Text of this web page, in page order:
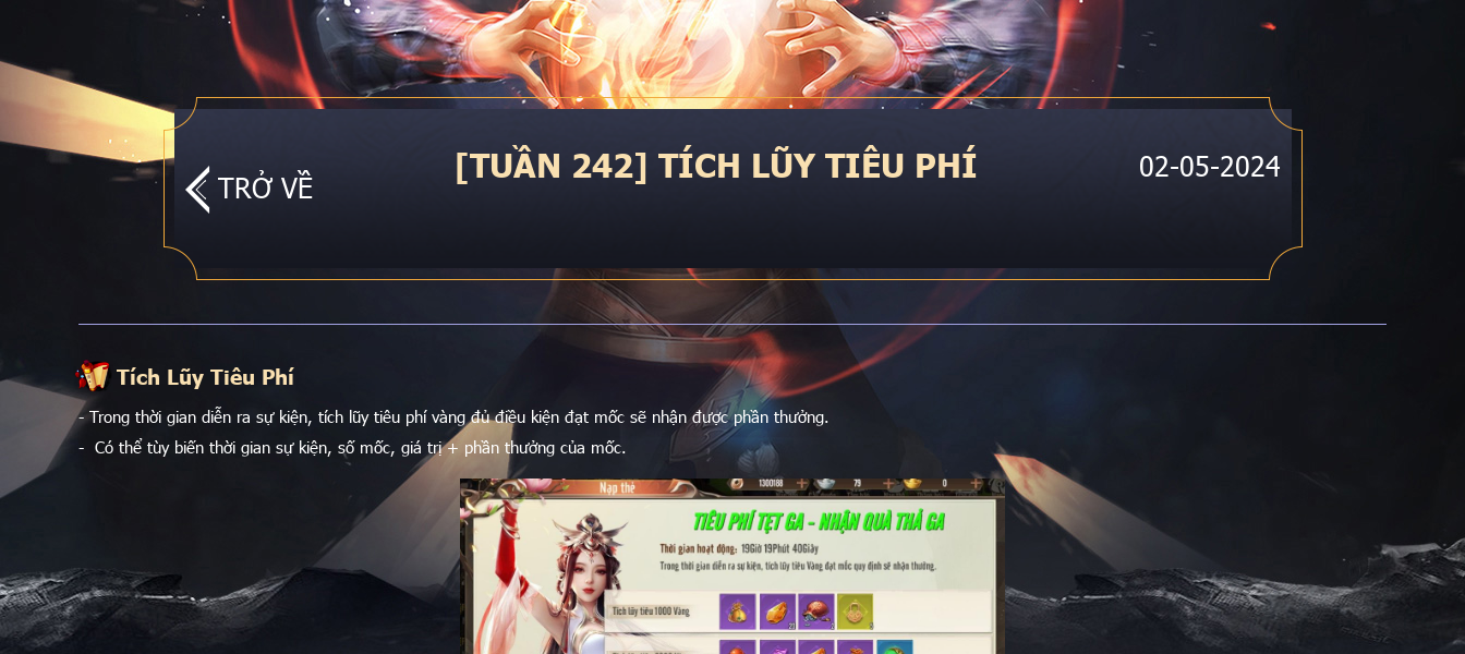
TRỞ VỀ
[TUẦN 242] TÍCH LŨY TIÊU PHÍ 02-05-2024
Tích Lũy Tiêu Phí
- Trong thời gian diễn ra sự kiện, tích lũy tiêu phí vàng đủ điều kiện đạt mốc sẽ nhận được phần thưởng.
- Có thể tùy biến thời gian sự kiện, số mốc, giá trị + phần thưởng của mốc.